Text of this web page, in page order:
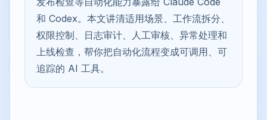
和 Codex。本文讲清适用场景、工作流拆分、
权限控制、日志审计、人工审核、异常处理和
上线检查，帮你把自动化流程变成可调用、可
追踪的 AI 工具。